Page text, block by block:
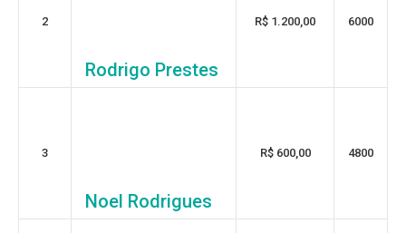
2
Rodrigo Prestes
R$ 1.200,00 6000
3
Noel Rodrigues
R$ 600,00 4800